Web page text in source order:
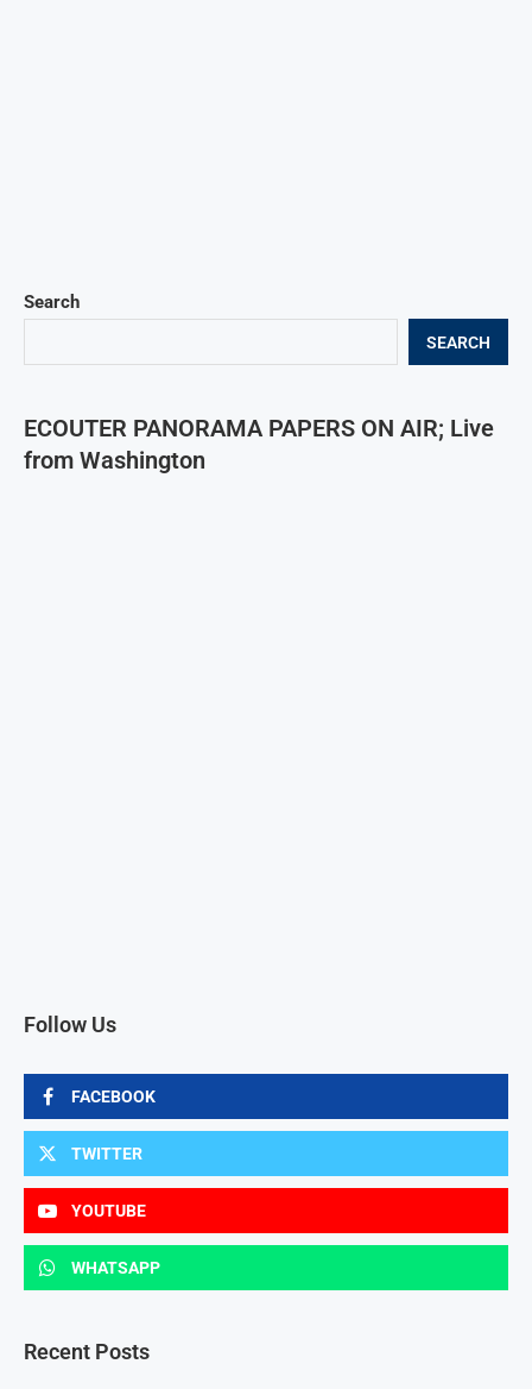
Search
SEARCH
ECOUTER PANORAMA PAPERS ON AIR; Live
from Washington
Follow Us
FACEBOOK
TWITTER
YOUTUBE
WHATSAPP
Recent Posts